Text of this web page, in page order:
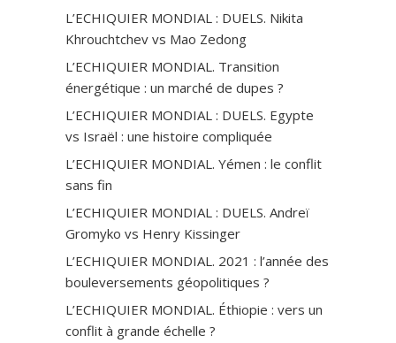
L’ECHIQUIER MONDIAL : DUELS. Nikita
Khrouchtchev vs Mao Zedong
L’ECHIQUIER MONDIAL. Transition
énergétique : un marché de dupes ?
L’ECHIQUIER MONDIAL : DUELS. Egypte
vs Israël : une histoire compliquée
L’ECHIQUIER MONDIAL. Yémen : le conflit
sans fin
L’ECHIQUIER MONDIAL : DUELS. Andreï
Gromyko vs Henry Kissinger
L’ECHIQUIER MONDIAL. 2021 : l’année des
bouleversements géopolitiques ?
L’ECHIQUIER MONDIAL. Éthiopie : vers un
conflit à grande échelle ?